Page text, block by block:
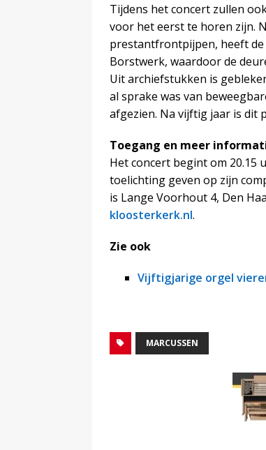
Tijdens het concert zullen
voor het eerst te horen zijn.
prestantfrontpijpen, heeft de
Borstwerk, waardoor de
Uit archiefstukken is
al sprake was van
afgezien. Na vijftig jaar is dit
Toegang en meer
Het concert begint om 20.15
toelichting geven op zijn
is Lange Voorhout 4, Den
kloosterkerk.nl.
Zie ook
Vijftigjarige orgel
MARCUSSEN